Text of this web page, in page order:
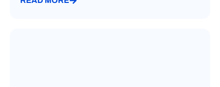
tendencia relacionados con mudarse a Italia en